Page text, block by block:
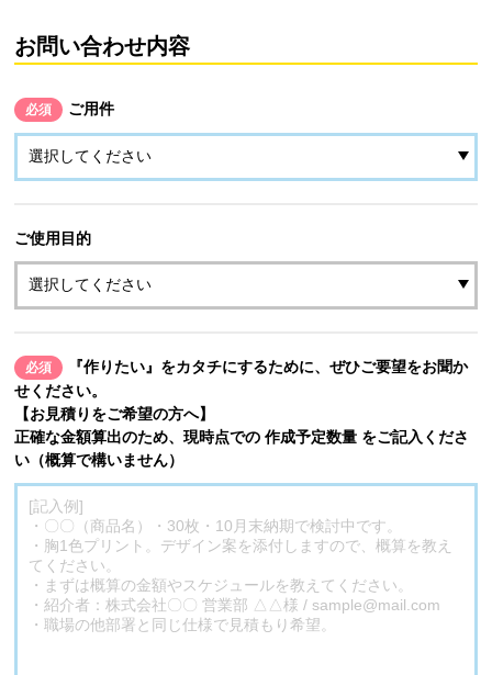
お問い合わせ内容
必須 ご用件
ご使用目的
必須
『作りたい』をカタチにするために、ぜひご要望をお聞か
せください。
【お見積りをご希望の方へ】
正確な金額算出のため、現時点での 作成予定数量 をご記入くださ
い（概算で構いません）